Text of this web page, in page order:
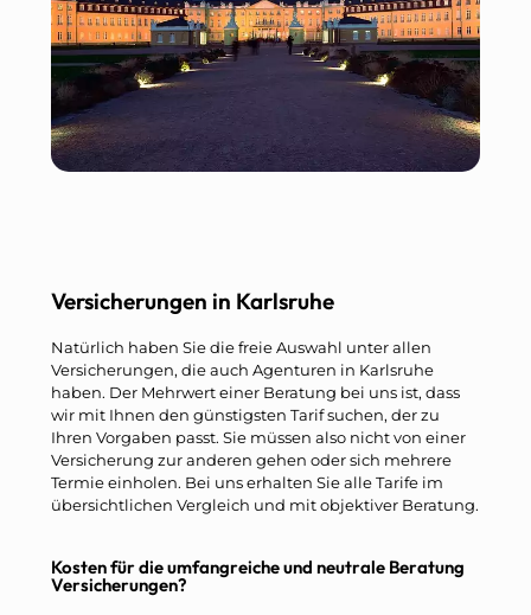
Versicherungen in Karlsruhe
Natürlich haben Sie die freie Auswahl unter allen
Versicherungen, die auch Agenturen in Karlsruhe
haben. Der Mehrwert einer Beratung bei uns ist, dass
wir mit Ihnen den günstigsten Tarif suchen, der zu
Ihren Vorgaben passt. Sie müssen also nicht von einer
Versicherung zur anderen gehen oder sich mehrere
Termie einholen. Bei uns erhalten Sie alle Tarife im
übersichtlichen Vergleich und mit objektiver Beratung.
Kosten für die umfangreiche und neutrale Beratung
Versicherungen?